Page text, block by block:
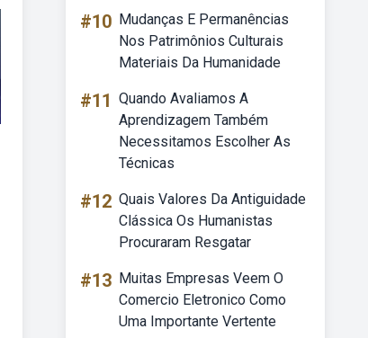
#10 Mudanças E Permanências
Nos Patrimônios Culturais
Materiais Da Humanidade
#11 Quando Avaliamos A
Aprendizagem Também
Necessitamos Escolher As
Técnicas
#12 Quais Valores Da Antiguidade
Clássica Os Humanistas
Procuraram Resgatar
#13 Muitas Empresas Veem O
Comercio Eletronico Como
Uma Importante Vertente